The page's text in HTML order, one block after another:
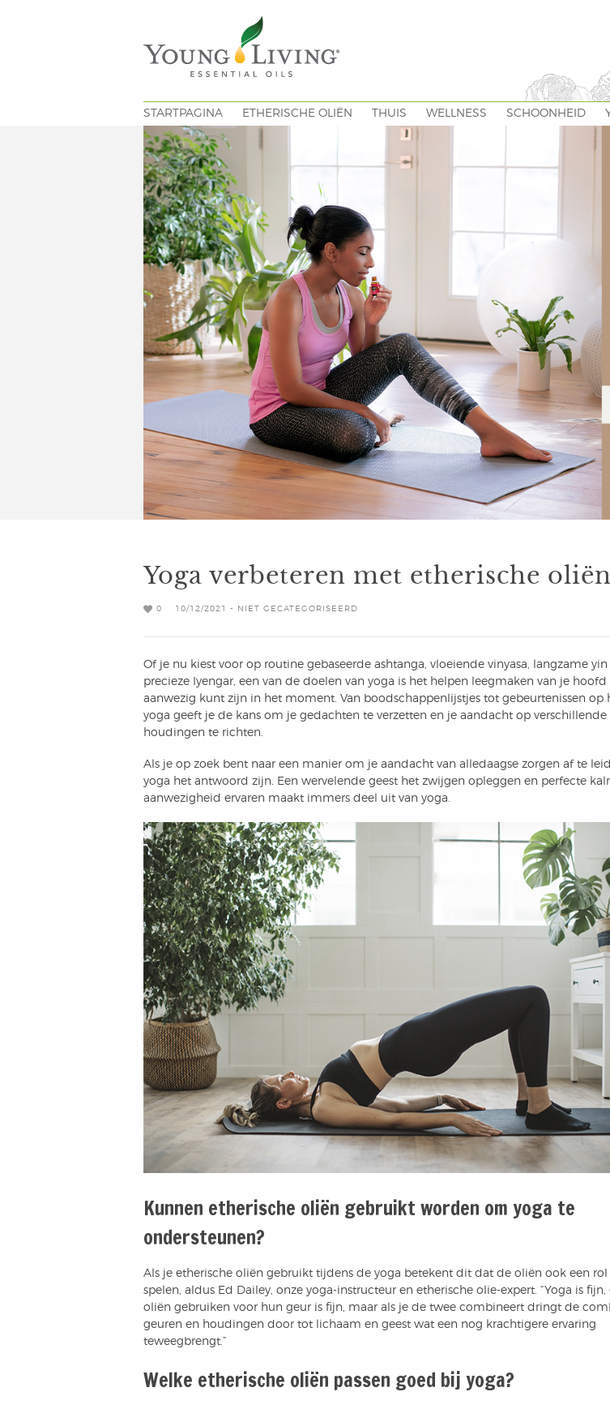
STARTPAGINA ETHERISCHE OLIËN THUIS WELLNESS SCHOONHEID
Yoga verbeteren met etherische oliën
0 10/12/2021 - NIET GECATEGORISEERD
Of je nu kiest voor op routine gebaseerde ashtanga, vloeiende vinyasa, langzame
precieze Iyengar, een van de doelen van yoga is het helpen leegmaken van je
aanwezig kunt zijn in het moment. Van boodschappenlijstjes tot gebeurtenissen op
yoga geeft je de kans om je gedachten te verzetten en je aandacht op verschillende
houdingen te richten.
Als je op zoek bent naar een manier om je aandacht van alledaagse zorgen af te
yoga het antwoord zijn. Een wervelende geest het zwijgen opleggen en perfecte
aanwezigheid ervaren maakt immers deel uit van yoga.
Kunnen etherische oliën gebruikt worden om yoga te
ondersteunen?
Als je etherische oliën gebruikt tijdens de yoga betekent dit dat de oliën ook een rol
spelen, aldus Ed Dailey, onze yoga-instructeur en etherische olie-expert. “Yoga is fijn,
oliën gebruiken voor hun geur is fijn, maar als je de twee combineert dringt de
geuren en houdingen door tot lichaam en geest wat een nog krachtigere ervaring
teweegbrengt.”
Welke etherische oliën passen goed bij yoga?